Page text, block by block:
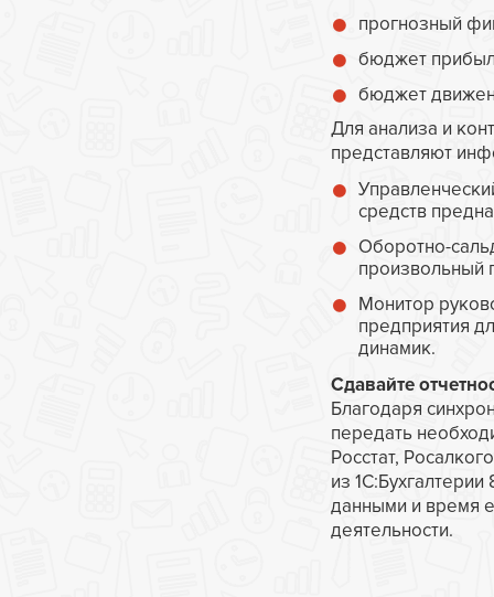
прогнозный
бюджет
бюджет
Для анализа и
представляют
средств
Оборотно-
произвольный
Монитор
предприятия
динамик.
Сдавайте
Благодаря
передать
Росстат,
из
данными и время
деятельности.